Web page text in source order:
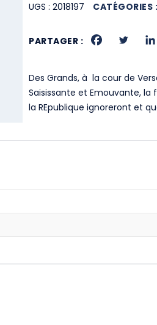
UGS :2018197 CATÉGORIES :
PARTAGER :
Des Grands, à la cour de
Saisissante et Emouvante, la
la REpublique ignoreront et